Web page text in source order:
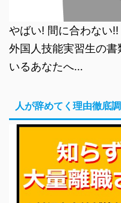
やばい! 間に合わない!!
外国人技能実習生の
いるあなたへ…
人が辞めてく理由徹底調